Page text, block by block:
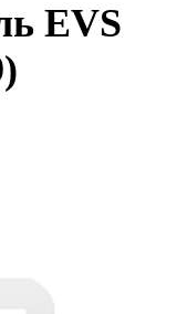
EVS